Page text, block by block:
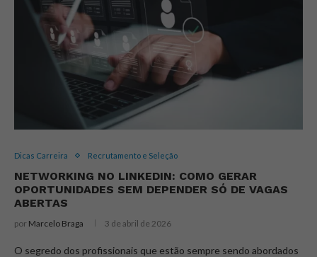
Dicas Carreira Recrutamento e Seleção
NETWORKING NO LINKEDIN: COMO GERAR
OPORTUNIDADES SEM DEPENDER SÓ DE VAGAS
ABERTAS
por Marcelo Braga 3 de abril de 2026
O segredo dos profissionais que estão sempre sendo abordados